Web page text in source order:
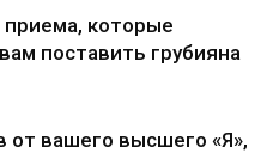
которые
поставить грубияна
от вашего высшего «Я»,